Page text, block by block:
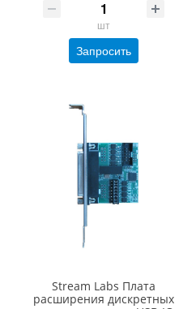
шт
Запросить
Stream Labs Плата
расширения дискретных